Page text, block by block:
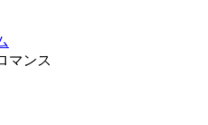
マンス